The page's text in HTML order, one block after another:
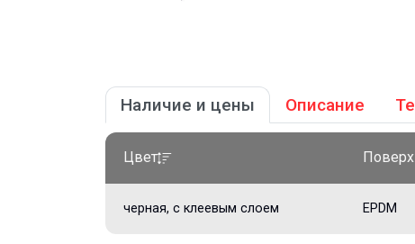
Наличие и цены Описание
Цвет
черная, с клеевым слоем EPDM